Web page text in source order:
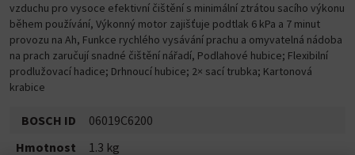
vzduchu pro vysoce efektivní čištění s minimální ztrátou sacího výkonu
během používání, Výkonný motor zajišťuje podtlak 6 kPa a 7 minut
provozu na Ah, Funkce rychlého vysávání prachu a omyvatelná nádoba
na prach zaručují snadné čištění nářadí, Podlahové hubice; Flexibilní
prodlužovací hadice; Drhnoucí hubice; 2× sací trubka; Kartonová
krabice
BOSCH ID
06019C6200
Hmotnost
1.3 kg